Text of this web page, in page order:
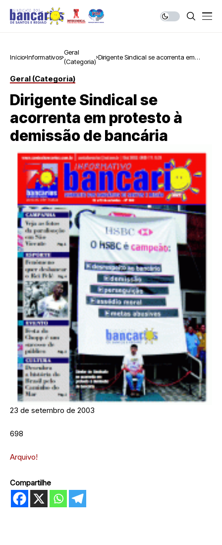
Início Informativos
Geral
(Categoria)
Dirigente Sindical se acorrenta em
Geral (Categoria)
Dirigente Sindical se
acorrenta em protesto à
demissão de bancária
23 de setembro de 2003
698
Arquivo!
Compartilhe